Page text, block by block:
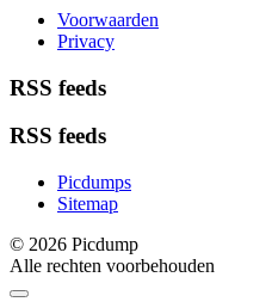
Voorwaarden
Privacy
RSS feeds
RSS feeds
Picdumps
Sitemap
© 2026 Picdump
Alle rechten voorbehouden